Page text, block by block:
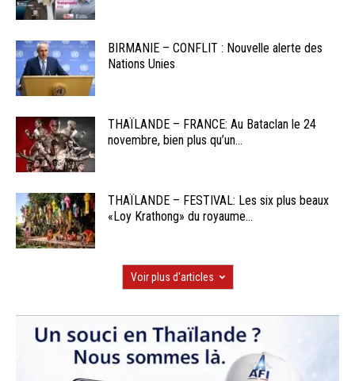
BIRMANIE – CONFLIT : Nouvelle alerte des
Nations Unies
THAÏLANDE – FRANCE: Au Bataclan le 24
novembre, bien plus qu’un...
THAÏLANDE – FESTIVAL: Les six plus beaux
«Loy Krathong» du royaume...
Voir plus d'articles